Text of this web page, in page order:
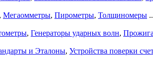
, Мегаомметры, Пирометры, Толщиномеры
, Генераторы ударных волн,
и Эталоны, Устройства поверки